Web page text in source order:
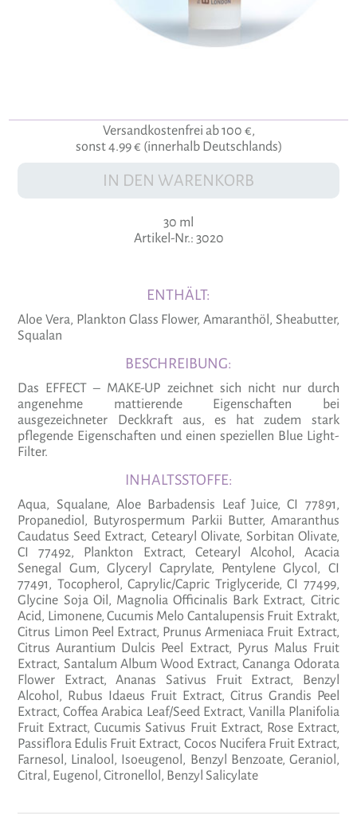
Versandkostenfrei ab 100 €,
sonst 4.99 € (innerhalb Deutschlands)
IN DEN WARENKORB
30 ml
Artikel-Nr.: 3020
ENTHÄLT:
Aloe Vera, Plankton Glass Flower, Amaranthöl, Sheabutter,
Squalan
BESCHREIBUNG:
Das EFFECT – MAKE-UP zeichnet sich nicht nur durch
angenehme mattierende Eigenschaften bei
ausgezeichneter Deckkraft aus, es hat zudem stark
pflegende Eigenschaften und einen speziellen Blue Light-
Filter.
INHALTSSTOFFE:
Aqua, Squalane, Aloe Barbadensis Leaf Juice, CI 77891,
Propanediol, Butyrospermum Parkii Butter, Amaranthus
Caudatus Seed Extract, Cetearyl Olivate, Sorbitan Olivate,
CI 77492, Plankton Extract, Cetearyl Alcohol, Acacia
Senegal Gum, Glyceryl Caprylate, Pentylene Glycol, CI
77491, Tocopherol, Caprylic/Capric Triglyceride, CI 77499,
Glycine Soja Oil, Magnolia Officinalis Bark Extract, Citric
Acid, Limonene, Cucumis Melo Cantalupensis Fruit Extrakt,
Citrus Limon Peel Extract, Prunus Armeniaca Fruit Extract,
Citrus Aurantium Dulcis Peel Extract, Pyrus Malus Fruit
Extract, Santalum Album Wood Extract, Cananga Odorata
Flower Extract, Ananas Sativus Fruit Extract, Benzyl
Alcohol, Rubus Idaeus Fruit Extract, Citrus Grandis Peel
Extract, Coffea Arabica Leaf/Seed Extract, Vanilla Planifolia
Fruit Extract, Cucumis Sativus Fruit Extract, Rose Extract,
Passiflora Edulis Fruit Extract, Cocos Nucifera Fruit Extract,
Farnesol, Linalool, Isoeugenol, Benzyl Benzoate, Geraniol,
Citral, Eugenol, Citronellol, Benzyl Salicylate